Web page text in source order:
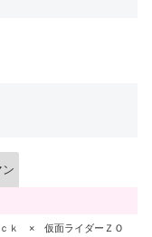
ン
ｃｋ × 仮面ライダーＺＯ